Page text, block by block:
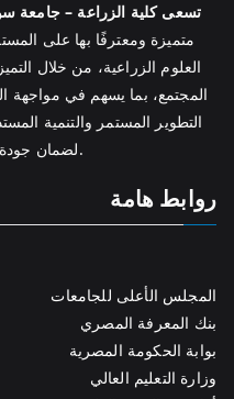
تسعى كلية الزراعة – جامعة
متميزة ومعترفًا بها على
العلوم الزراعية، من خلال
المجتمع، بما يسهم في مواجهة
التطوير المستمر والتنمية
لضمان جودة التعليم والاعتماد.
روابط هامة
المجلس الأعلى للجامعات
بنك المعرفة المصري
بوابة الحكومة المصرية
وزارة التعليم العالي